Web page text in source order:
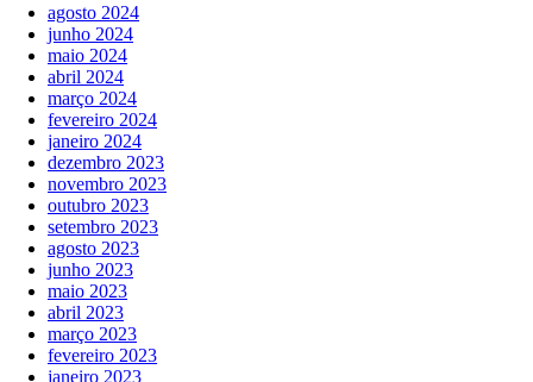
agosto 2024
junho 2024
maio 2024
abril 2024
março 2024
fevereiro 2024
janeiro 2024
dezembro 2023
novembro 2023
outubro 2023
setembro 2023
agosto 2023
junho 2023
maio 2023
abril 2023
março 2023
fevereiro 2023
janeiro 2023